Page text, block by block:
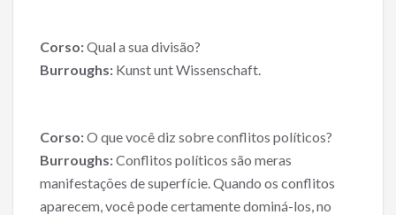
o
k
Corso:Qual a sua divisão?
Burroughs: Kunst unt Wissenschaft.
Corso:O que você diz sobre conflitos políticos?
Burroughs:Conflitos políticos são meras
manifestações de superfície. Quando os conflitos
aparecem, você pode certamente dominá-los, no